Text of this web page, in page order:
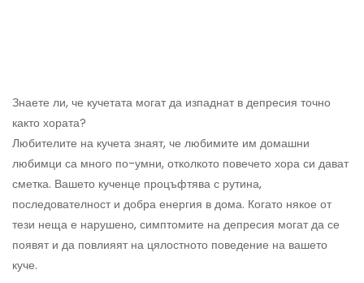
Знаете ли, че кучетата могат да изпаднат в депресия точно
както хората?
Любителите на кучета знаят, че любимите им домашни
любимци са много по-умни, отколкото повечето хора си дават
сметка. Вашето кученце процъфтява с рутина,
последователност и добра енергия в дома. Когато някое от
тези неща е нарушено, симптомите на депресия могат да се
появят и да повлияят на цялостното поведение на вашето
куче.